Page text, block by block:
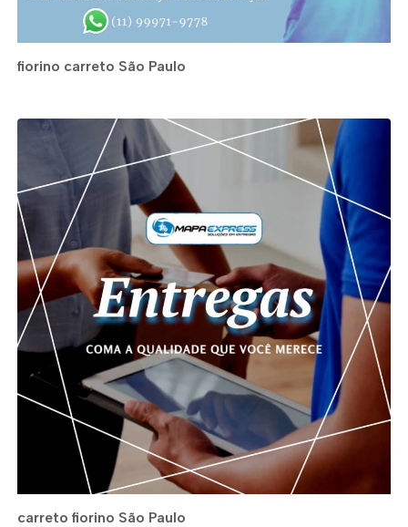
fiorino carreto São Paulo
carreto fiorino São Paulo